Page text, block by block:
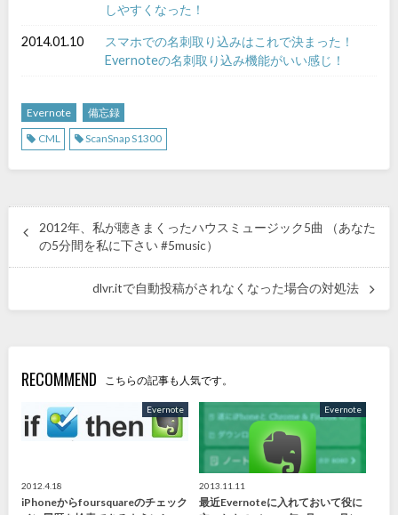
しやすくなった！
2014.01.10
スマホでの名刺取り込みはこれで決まった！
Evernoteの名刺取り込み機能がいい感じ！
Evernote
備忘録
CML
ScanSnap S1300
2012年、私が聴きまくったハウスミュージック5曲 （あなた
の5分間を私に下さい #5music）
dlvr.itで自動投稿がされなくなった場合の対処法
RECOMMEND こちらの記事も人気です。
Evernote
2012.4.18
iPhoneからfoursquareのチェック
Evernote
2013.11.11
最近Evernoteに入れておいて役に